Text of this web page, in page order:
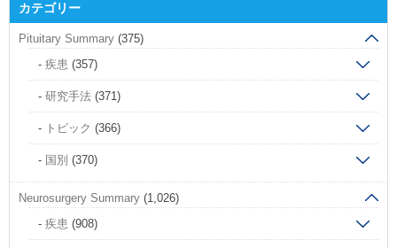
カテゴリー
Pituitary Summary (375)
疾患 (357)
研究手法 (371)
トピック (366)
国別 (370)
Neurosurgery Summary (1,026)
疾患 (908)